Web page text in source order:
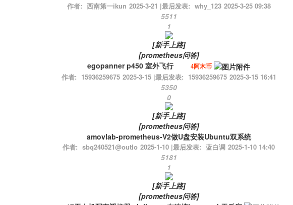
作者: 西南第一ikun 2025-3-21 |最后发表: why_123 2025-3-25 09:38
5511
1
[新手上路]
[prometheus问答]
egopanner p450 室外飞行
4阿木币
作者: 15936259675 2025-3-15 |最后发表: 15936259675 2025-3-15 16:41
5350
0
[新手上路]
[prometheus问答]
amovlab-prometheus-V2做U盘安装Ubuntu双系统
作者: sbq240521@outlo 2025-1-10 |最后发表: 蓝白调 2025-1-10 14:40
5181
1
[新手上路]
[prometheus问答]